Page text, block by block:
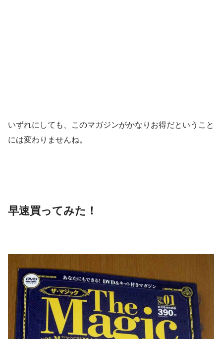
いずれにしても、このマガジンがかなりお得だということ
には変わりませんね。
早速買ってみた！